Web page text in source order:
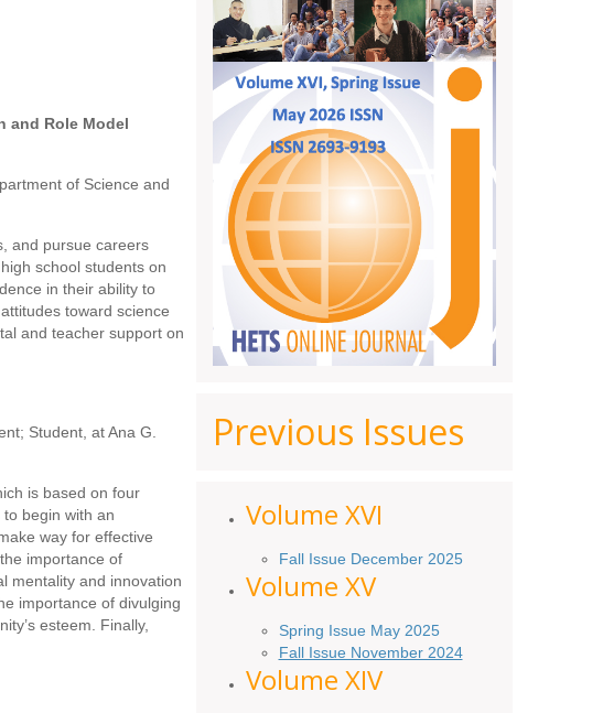
and Role Model
of Science and
and pursue careers
school students on
in their ability to
toward science
and teacher support on
Student, at Ana G.
is based on four
begin with an
way for effective
importance of
mentality and innovation
importance of divulging
esteem. Finally,
Previous Issues
Volume XVI
Fall Issue December 2025
Volume XV
Spring Issue May 2025
Fall Issue November 2024
Volume XIV